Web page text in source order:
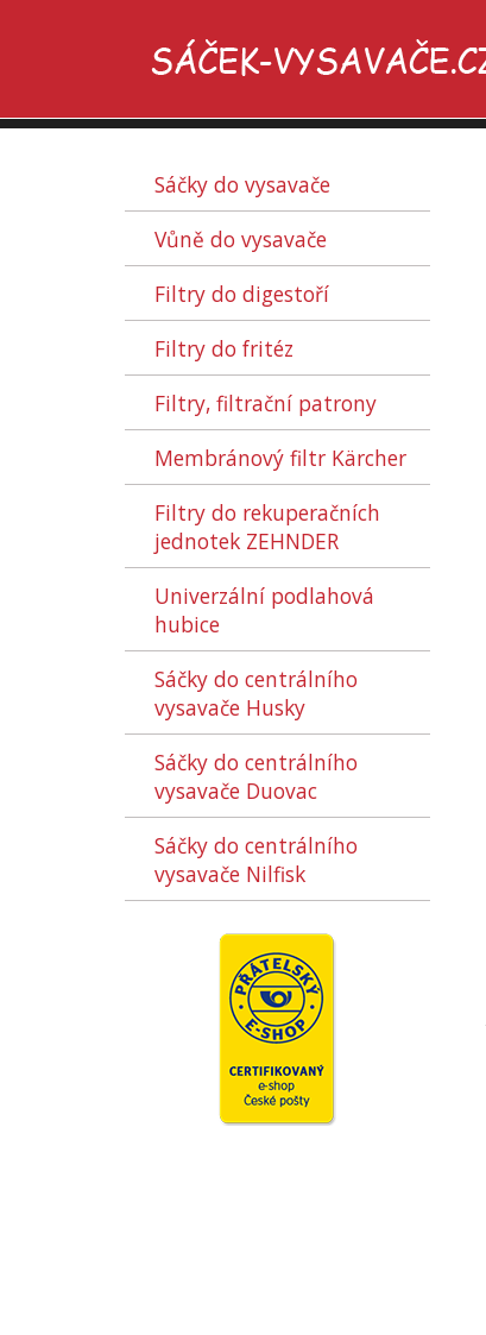
Sáčky do vysavače
Vůně do vysavače
Filtry do digestoří
Filtry do fritéz
Filtry, filtrační patrony
Membránový filtr Kärcher
Filtry do rekuperačních
jednotek ZEHNDER
Univerzální podlahová
hubice
Sáčky do centrálního
vysavače Husky
Sáčky do centrálního
vysavače Duovac
Sáčky do centrálního
vysavače Nilfisk